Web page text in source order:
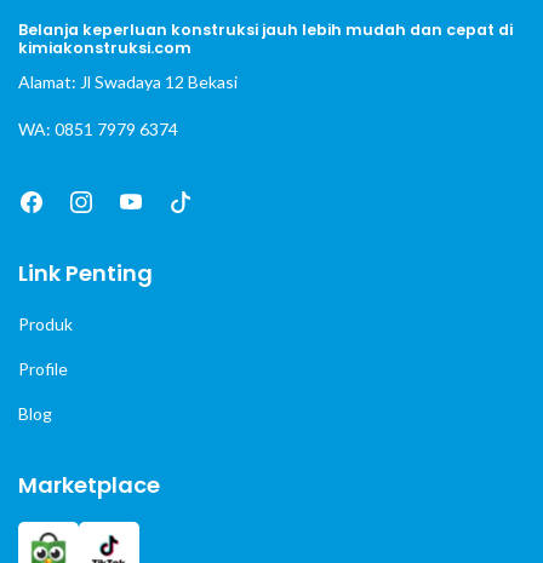
Belanja keperluan konstruksi jauh lebih mudah dan cepat di
kimiakonstruksi.com
Alamat: Jl Swadaya 12 Bekasi
WA: 0851 7979 6374
Link Penting
Produk
Profile
Blog
Marketplace